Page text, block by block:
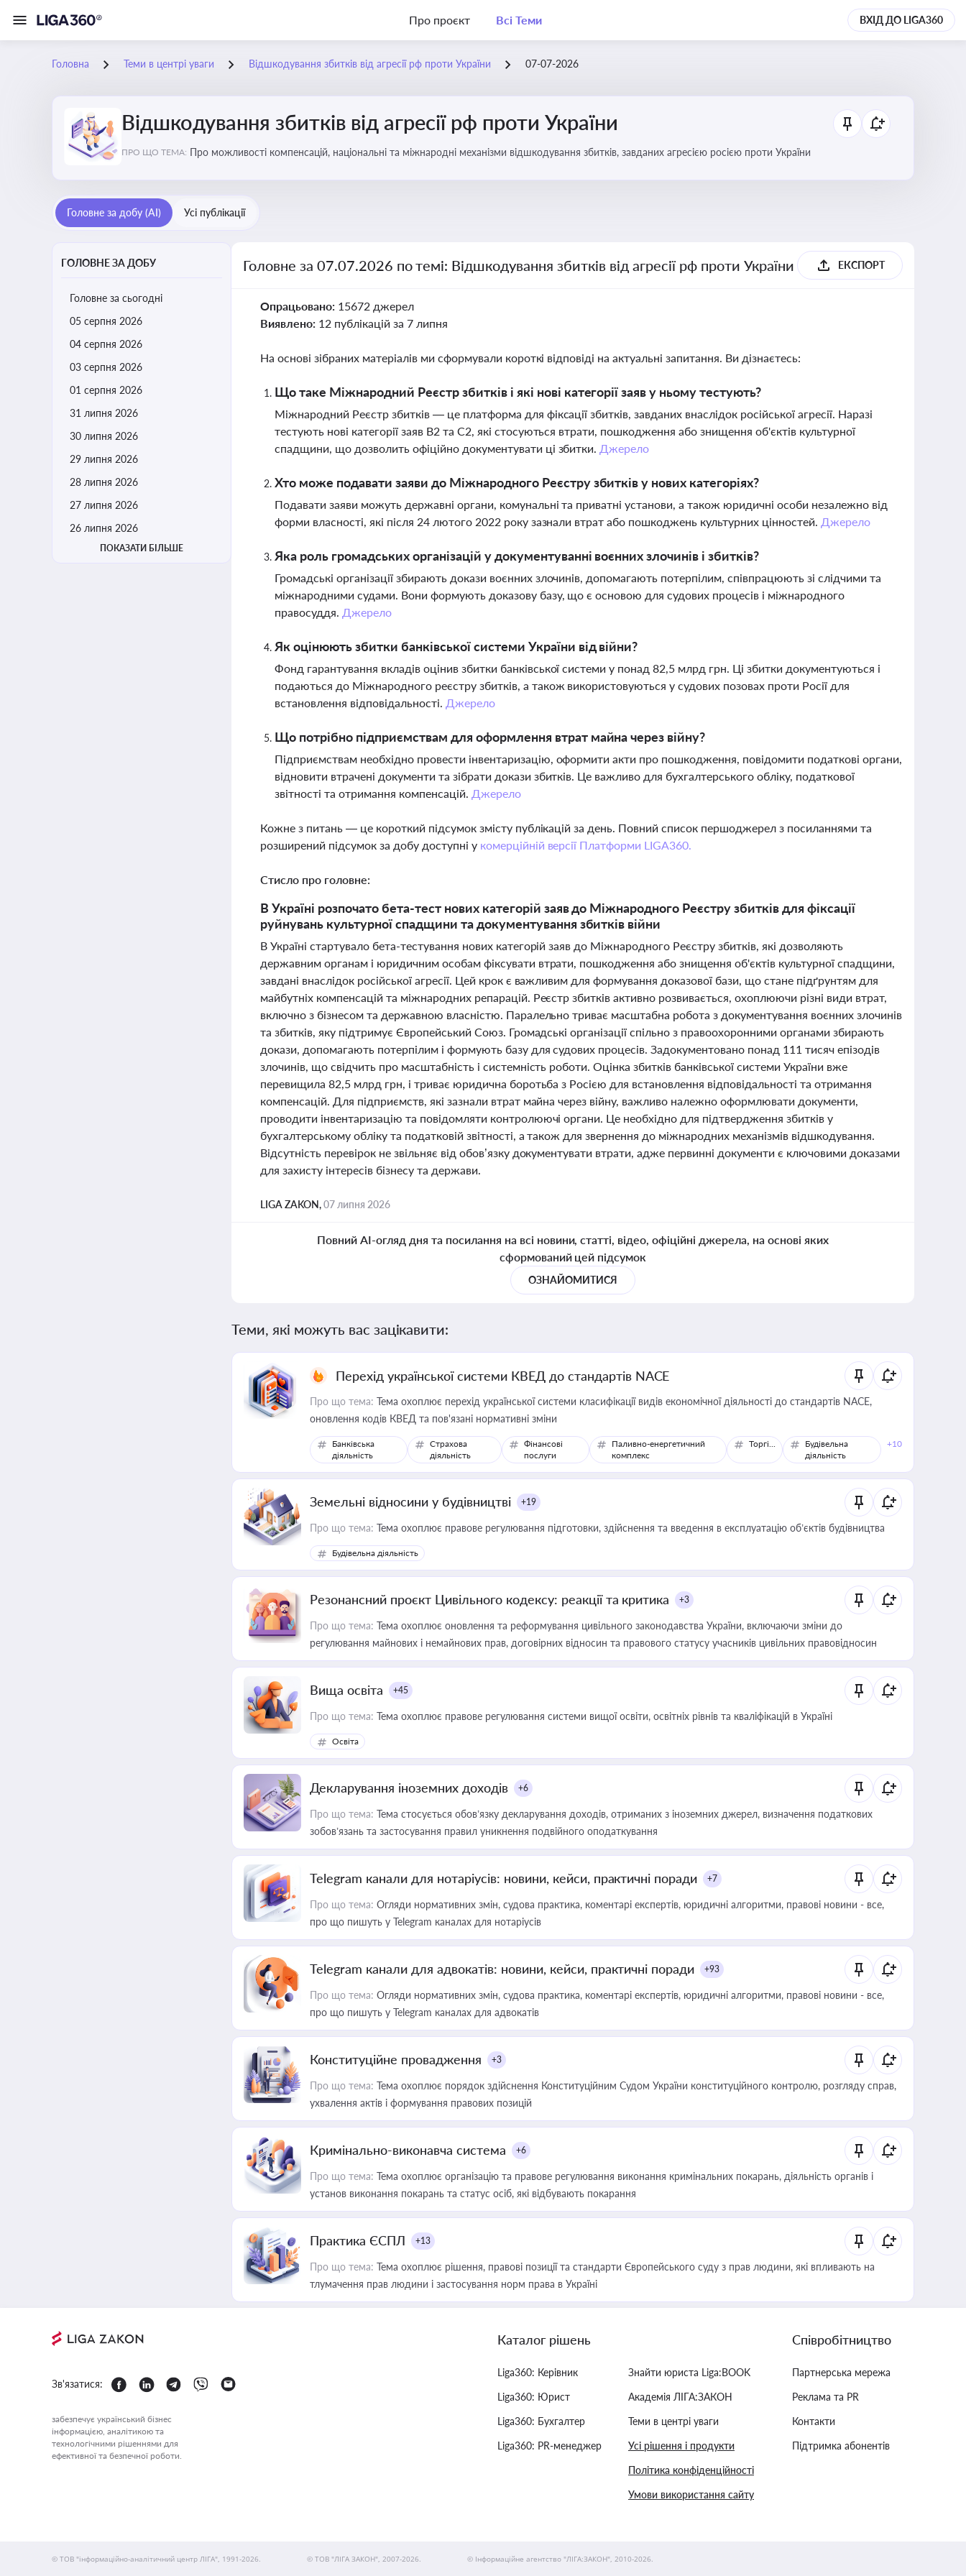
Про проєкт Всі Теми ВХІД ДО LIGA360
Головна Теми в центрі уваги Відшкодування збитків від агресії рф проти України 07-07-2026
Відшкодування збитків від агресії рф проти України
ПРО ЩО ТЕМА: Про можливості компенсацій, національні та міжнародні механізми відшкодування збитків, завданих агресією росією проти України
Головне за добу (AI) Усі публікації
ГОЛОВНЕ ЗА ДОБУ
Головне за сьогодні
05 серпня 2026
04 серпня 2026
03 серпня 2026
01 серпня 2026
31 липня 2026
30 липня 2026
29 липня 2026
28 липня 2026
27 липня 2026
26 липня 2026
ПОКАЗАТИ БІЛЬШЕ
Головне за 07.07.2026 по темі: Відшкодування збитків від агресії рф проти України ЕКСПОРТ
Опрацьовано: 15672 джерел
Виявлено: 12 публікацій за 7 липня
На основі зібраних матеріалів ми сформували короткі відповіді на актуальні запитання. Ви дізнаєтесь:
Що таке Міжнародний Реєстр збитків і які нові категорії заяв у ньому тестують?
Міжнародний Реєстр збитків — це платформа для фіксації збитків, завданих внаслідок російської агресії. Наразі
тестують нові категорії заяв В2 та С2, які стосуються втрати, пошкодження або знищення об'єктів культурної
спадщини, що дозволить офіційно документувати ці збитки. Джерело
Хто може подавати заяви до Міжнародного Реєстру збитків у нових категоріях?
Подавати заяви можуть державні органи, комунальні та приватні установи, а також юридичні особи незалежно від
форми власності, які після 24 лютого 2022 року зазнали втрат або пошкоджень культурних цінностей. Джерело
Яка роль громадських організацій у документуванні воєнних злочинів і збитків?
Громадські організації збирають докази воєнних злочинів, допомагають потерпілим, співпрацюють зі слідчими та
міжнародними судами. Вони формують доказову базу, що є основою для судових процесів і міжнародного
правосуддя. Джерело
Як оцінюють збитки банківської системи України від війни?
Фонд гарантування вкладів оцінив збитки банківської системи у понад 82,5 млрд грн. Ці збитки документуються і
подаються до Міжнародного реєстру збитків, а також використовуються у судових позовах проти Росії для
встановлення відповідальності. Джерело
Що потрібно підприємствам для оформлення втрат майна через війну?
Підприємствам необхідно провести інвентаризацію, оформити акти про пошкодження, повідомити податкові органи,
відновити втрачені документи та зібрати докази збитків. Це важливо для бухгалтерського обліку, податкової
звітності та отримання компенсацій. Джерело
Кожне з питань — це короткий підсумок змісту публікацій за день. Повний список першоджерел з посиланнями та
розширений підсумок за добу доступні у комерційній версії Платформи LIGA360.
Стисло про головне:
В Україні розпочато бета-тест нових категорій заяв до Міжнародного Реєстру збитків для фіксації
руйнувань культурної спадщини та документування збитків війни
В Україні стартувало бета-тестування нових категорій заяв до Міжнародного Реєстру збитків, які дозволяють
державним органам і юридичним особам фіксувати втрати, пошкодження або знищення об'єктів культурної спадщини,
завдані внаслідок російської агресії. Цей крок є важливим для формування доказової бази, що стане підґрунтям для
майбутніх компенсацій та міжнародних репарацій. Реєстр збитків активно розвивається, охоплюючи різні види втрат,
включно з бізнесом та державною власністю. Паралельно триває масштабна робота з документування воєнних злочинів
та збитків, яку підтримує Європейський Союз. Громадські організації спільно з правоохоронними органами збирають
докази, допомагають потерпілим і формують базу для судових процесів. Задокументовано понад 111 тисяч епізодів
злочинів, що свідчить про масштабність і системність роботи. Оцінка збитків банківської системи України вже
перевищила 82,5 млрд грн, і триває юридична боротьба з Росією для встановлення відповідальності та отримання
компенсацій. Для підприємств, які зазнали втрат майна через війну, важливо належно оформлювати документи,
проводити інвентаризацію та повідомляти контролюючі органи. Це необхідно для підтвердження збитків у
бухгалтерському обліку та податковій звітності, а також для звернення до міжнародних механізмів відшкодування.
Відсутність перевірок не звільняє від обов’язку документувати втрати, адже первинні документи є ключовими доказами
для захисту інтересів бізнесу та держави.
LIGA ZAKON,07 липня 2026
Повний AI-огляд дня та посилання на всі новини, статті, відео, офіційні джерела, на основі яких
сформований цей підсумок
ОЗНАЙОМИТИСЯ
Теми, які можуть вас зацікавити:
Перехід української системи КВЕД до стандартів NACE
Про що тема: Тема охоплює перехід української системи класифікації видів економічної діяльності до стандартів NACE,
оновлення кодів КВЕД та пов'язані нормативні зміни
Банківська
діяльність
Страхова
діяльність
Фінансові
послуги
Паливно-енергетичний
комплекс
Торгівля
Будівельна
діяльність
+10
Земельні відносини у будівництві +19
Про що тема: Тема охоплює правове регулювання підготовки, здійснення та введення в експлуатацію об’єктів будівництва
Будівельна діяльність
Резонансний проєкт Цивільного кодексу: реакції та критика +3
Про що тема: Тема охоплює оновлення та реформування цивільного законодавства України, включаючи зміни до
регулювання майнових і немайнових прав, договірних відносин та правового статусу учасників цивільних правовідносин
Вища освіта +45
Про що тема: Тема охоплює правове регулювання системи вищої освіти, освітніх рівнів та кваліфікацій в Україні
Освіта
Декларування іноземних доходів +6
Про що тема: Тема стосується обов’язку декларування доходів, отриманих з іноземних джерел, визначення податкових
зобов’язань та застосування правил уникнення подвійного оподаткування
Telegram канали для нотаріусів: новини, кейси, практичні поради +7
Про що тема: Огляди нормативних змін, судова практика, коментарі експертів, юридичні алгоритми, правові новини - все,
про що пишуть у Telegram каналах для нотаріусів
Telegram канали для адвокатів: новини, кейси, практичні поради +93
Про що тема: Огляди нормативних змін, судова практика, коментарі експертів, юридичні алгоритми, правові новини - все,
про що пишуть у Telegram каналах для адвокатів
Конституційне провадження +3
Про що тема: Тема охоплює порядок здійснення Конституційним Судом України конституційного контролю, розгляду справ,
ухвалення актів і формування правових позицій
Кримінально-виконавча система +6
Про що тема: Тема охоплює організацію та правове регулювання виконання кримінальних покарань, діяльність органів і
установ виконання покарань та статус осіб, які відбувають покарання
Практика ЄСПЛ +13
Про що тема: Тема охоплює рішення, правові позиції та стандарти Європейського суду з прав людини, які впливають на
тлумачення прав людини і застосування норм права в Україні
Зв'язатися:
забезпечує український бізнес
інформацією, аналітикою та
технологічними рішеннями для
ефективної та безпечної роботи.
Каталог рішень
Liga360: Керівник
Liga360: Юрист
Liga360: Бухгалтер
Liga360: PR-менеджер
Знайти юриста Liga:BOOK
Академія ЛІГА:ЗАКОН
Теми в центрі уваги
Усі рішення і продукти
Політика конфіденційності
Умови використання сайту
Співробітництво
Партнерська мережа
Реклама та PR
Контакти
Підтримка абонентів
© ТОВ "інформаційно-аналітичний центр ЛІГА", 1991-2026. © ТОВ "ЛІГА ЗАКОН", 2007-2026. © Інформаційне агентство "ЛІГА:ЗАКОН", 2010-2026.